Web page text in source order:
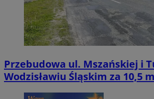
Przebudowa ul. Mszańskiej i
Wodzisławiu Śląskim za 10,5